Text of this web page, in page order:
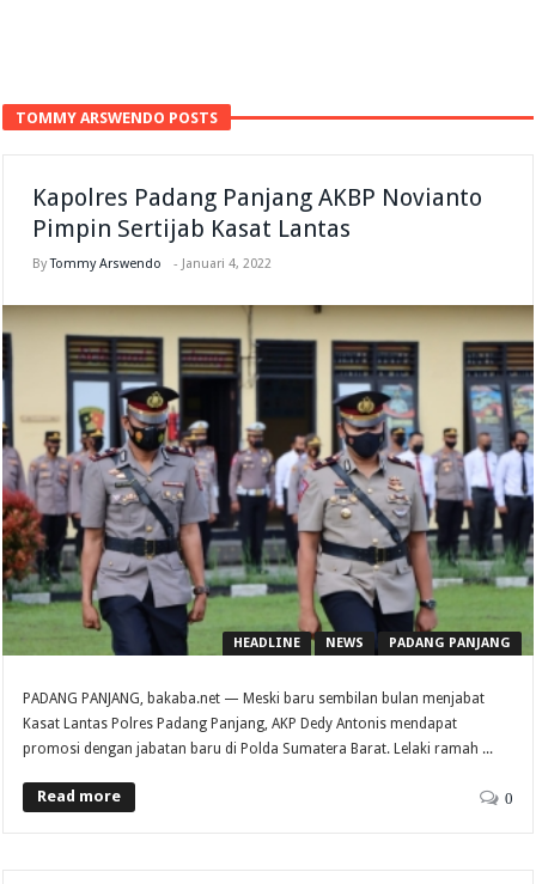
TOMMY ARSWENDO POSTS
Kapolres Padang Panjang AKBP Novianto
Pimpin Sertijab Kasat Lantas
ByTommy Arswendo - Januari 4, 2022
HEADLINE NEWS PADANG PANJANG
PADANG PANJANG, bakaba.net — Meski baru sembilan bulan menjabat
Kasat Lantas Polres Padang Panjang, AKP Dedy Antonis mendapat
promosi dengan jabatan baru di Polda Sumatera Barat. Lelaki ramah ...
Read more 0